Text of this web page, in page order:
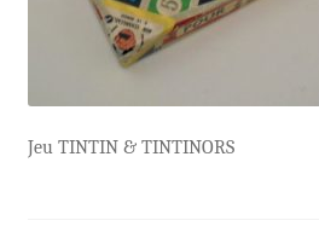
Jeu TINTIN & TINTINORS